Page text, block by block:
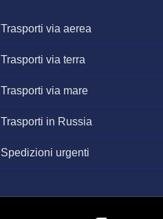
Trasporti via aerea
Trasporti via terra
Trasporti via mare
Trasporti in Russia
Spedizioni urgenti